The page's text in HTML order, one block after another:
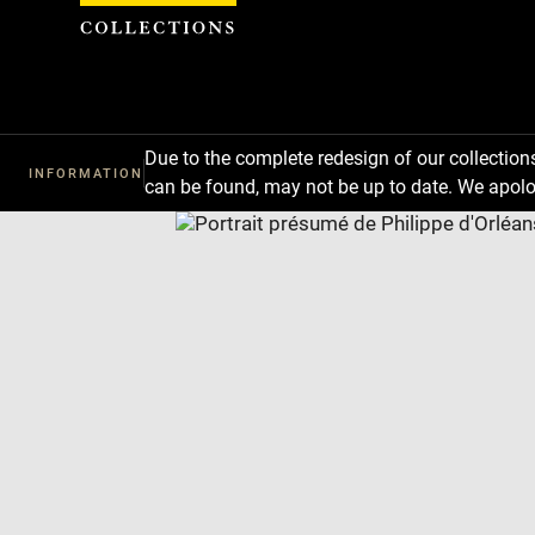
INFORMATION
Due to the complete redesign of our
can be found, may not be up to date. We
Cookies management panel